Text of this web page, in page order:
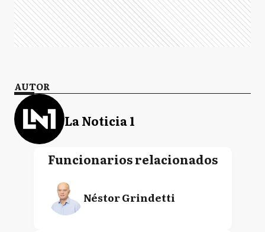
AUTOR
La Noticia 1
Funcionarios relacionados
Néstor Grindetti